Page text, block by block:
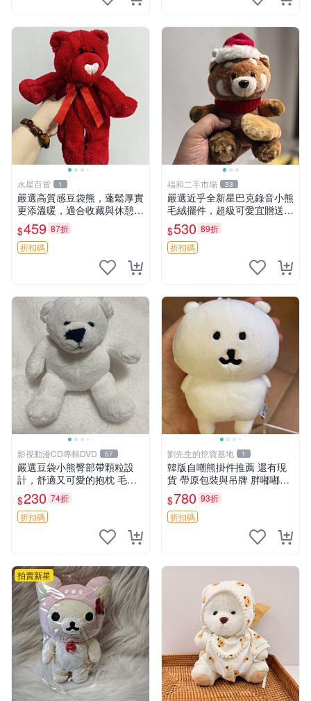
水星百貨 1
嚴選高質感豆袋熊，蓬鬆厚實
更添溫暖，適合收藏與休憩。
前胸填充飽滿，背部亦具優雅
設計。 豆袋熊 保暖 溫柔 蓬
松
$459 87折
折扣碼
福和二手市場 33
嚴選近乎全新星巴克錄音小熊
毛絨擺件，超級可愛宜贈送掛
飾 錄音小熊 毛絨擺件 贈品
$530 89折
折扣碼
影視動漫CD專輯DVD 57
嚴選豆袋小熊臀部帶顆粒設
計，舒適又可愛的抱枕 毛絨
抱枕、臀部按摩、坐墊
$230 74折
折扣碼
劉先生的挖寶基地 1
韓版自嘲熊掛件推薦 還有現
貨 帶原包裝與吊牌 胖嘟嘟超
可愛 毛絨手感佳 小熊掛件 自
嘲抱枕 小熊抱枕
$780 93折
折扣碼
拍賣新星